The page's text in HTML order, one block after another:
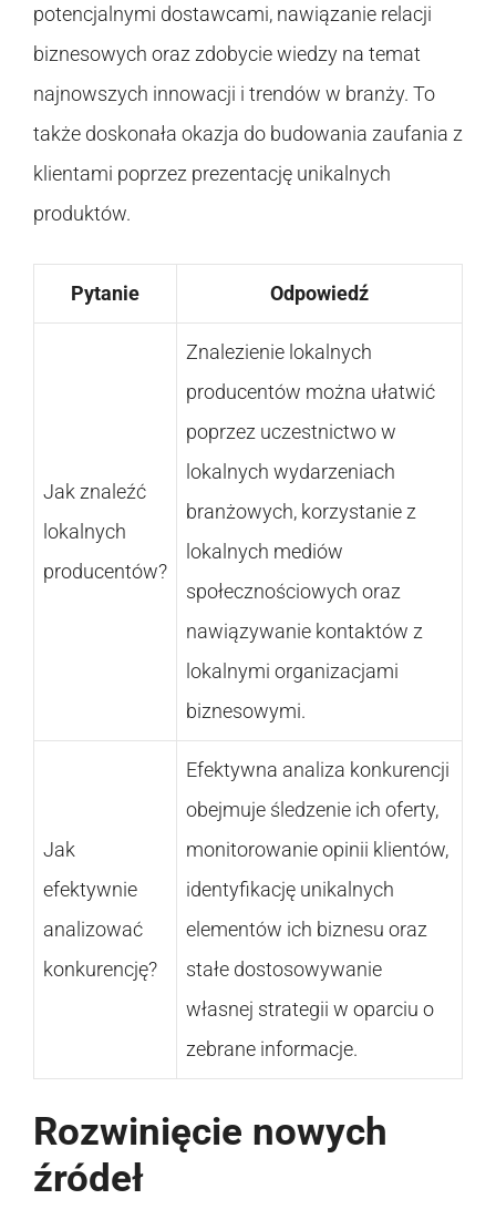
potencjalnymi dostawcami, nawiązanie relacji
biznesowych oraz zdobycie wiedzy na temat
najnowszych innowacji i trendów w branży. To
także doskonała okazja do budowania zaufania z
klientami poprzez prezentację unikalnych
produktów.
Pytanie Odpowiedź
Jak znaleźć
lokalnych
producentów?
Znalezienie lokalnych
producentów można ułatwić
poprzez uczestnictwo w
lokalnych wydarzeniach
branżowych, korzystanie z
lokalnych mediów
społecznościowych oraz
nawiązywanie kontaktów z
lokalnymi organizacjami
biznesowymi.
Jak
efektywnie
analizować
konkurencję?
Efektywna analiza konkurencji
obejmuje śledzenie ich oferty,
monitorowanie opinii klientów,
identyfikację unikalnych
elementów ich biznesu oraz
stałe dostosowywanie
własnej strategii w oparciu o
zebrane informacje.
Rozwinięcie nowych
źródeł